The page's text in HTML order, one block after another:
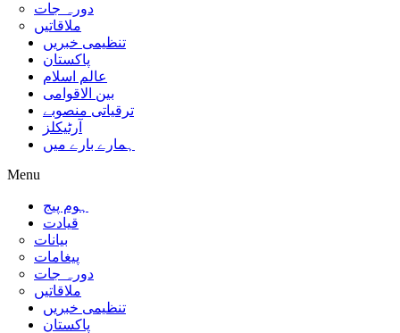
دورہ جات
ملاقاتیں
تنظیمی خبریں
پاکستان
عالم اسلام
بین الاقوامی
ترقیاتی منصوبے
آرٹیکلز
ہمارے بارے میں
Menu
ہوم پیج
قیادت
بیانات
پیغامات
دورہ جات
ملاقاتیں
تنظیمی خبریں
پاکستان